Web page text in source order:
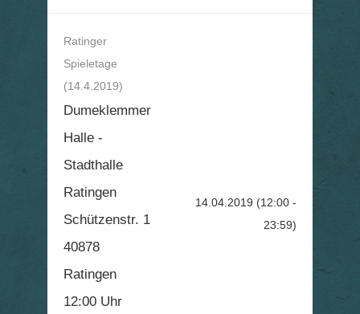
Ratinger
Spieletage
(14.4.2019)
Dumeklemmer
Halle -
Stadthalle
Ratingen
Schützenstr. 1
40878
Ratingen
12:00 Uhr
14.04.2019 (12:00 -
23:59)